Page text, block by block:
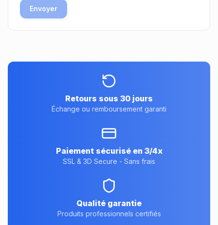
Envoyer
Retours sous 30 jours
Échange ou remboursement garanti
Paiement sécurisé en 3/4x
SSL & 3D Secure - Sans frais
Qualité garantie
Produits professionnels certifiés